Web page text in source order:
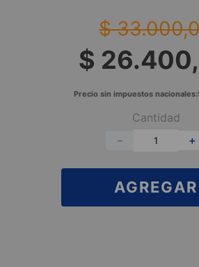
$ 33.000,
$ 26.400,
Precio sin impuestos nacionales:
Cantidad
＋
－
AGREGAR